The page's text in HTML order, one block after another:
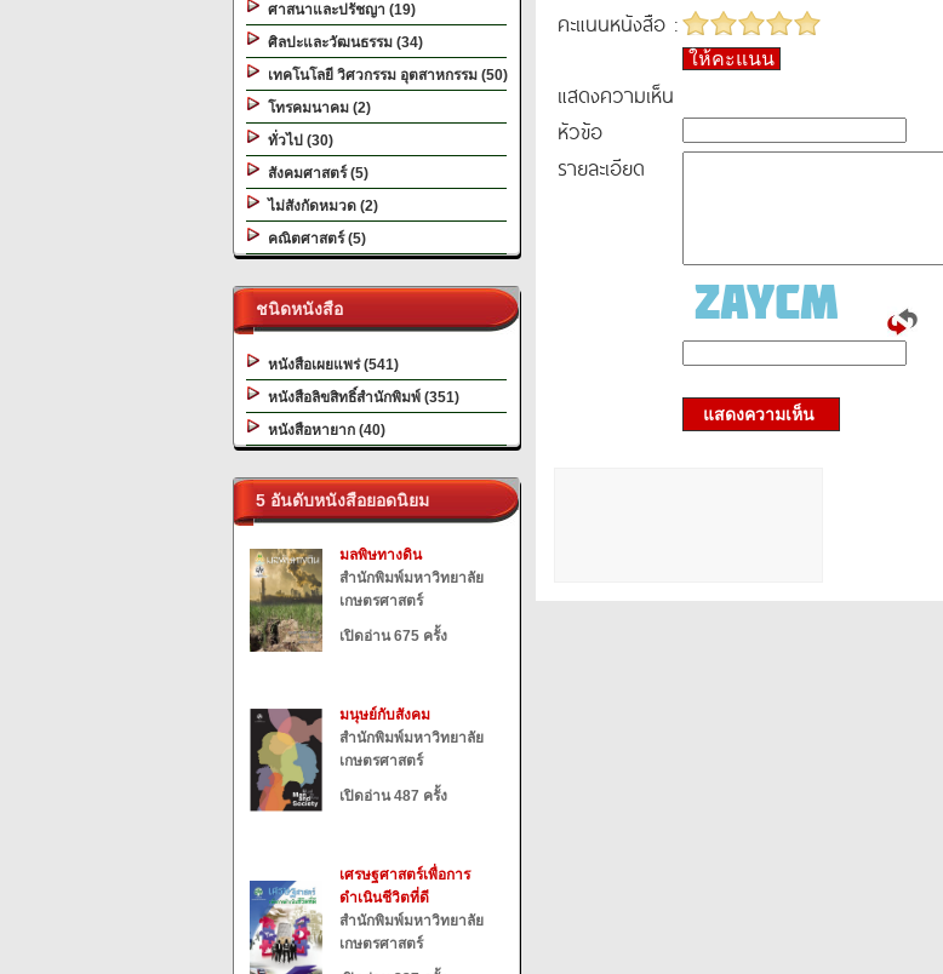
ศาสนาและปรัชญา (19)
ศิลปะและวัฒนธรรม (34)
เทคโนโลยี วิศวกรรม อุตสาหกรรม (50)
โทรคมนาคม (2)
ทั่วไป (30)
สังคมศาสตร์ (5)
ไม่สังกัดหมวด (2)
คณิตศาสตร์ (5)
ชนิดหนังสือ
หนังสือเผยแพร่ (541)
หนังสือลิขสิทธิ์สำนักพิมพ์ (351)
หนังสือหายาก (40)
5 อันดับหนังสือยอดนิยม
มลพิษทางดิน
สำนักพิมพ์มหาวิทยาลัย
เกษตรศาสตร์
เปิดอ่าน 675 ครั้ง
มนุษย์กับสังคม
สำนักพิมพ์มหาวิทยาลัย
เกษตรศาสตร์
เปิดอ่าน 487 ครั้ง
เศรษฐศาสตร์เพื่อการ
ดำเนินชีวิตที่ดี
สำนักพิมพ์มหาวิทยาลัย
เกษตรศาสตร์
คะแนนหนังสือ :
ให้คะแนน
แสดงความเห็น
หัวข้อ
รายละเอียด
แสดงความเห็น